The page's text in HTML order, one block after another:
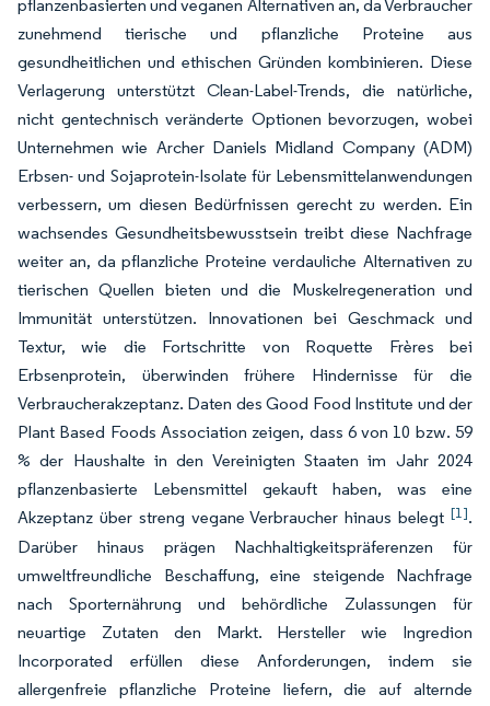
pflanzenbasierten und veganen Alternativen an, da Verbraucher
zunehmend tierische und pflanzliche Proteine aus
gesundheitlichen und ethischen Gründen kombinieren. Diese
Verlagerung unterstützt Clean-Label-Trends, die natürliche,
nicht gentechnisch veränderte Optionen bevorzugen, wobei
Unternehmen wie Archer Daniels Midland Company (ADM)
Erbsen- und Sojaprotein-Isolate für Lebensmittelanwendungen
verbessern, um diesen Bedürfnissen gerecht zu werden. Ein
wachsendes Gesundheitsbewusstsein treibt diese Nachfrage
weiter an, da pflanzliche Proteine verdauliche Alternativen zu
tierischen Quellen bieten und die Muskelregeneration und
Immunität unterstützen. Innovationen bei Geschmack und
Textur, wie die Fortschritte von Roquette Frères bei
Erbsenprotein, überwinden frühere Hindernisse für die
Verbraucherakzeptanz. Daten des Good Food Institute und der
Plant Based Foods Association zeigen, dass 6 von 10 bzw. 59
% der Haushalte in den Vereinigten Staaten im Jahr 2024
pflanzenbasierte Lebensmittel gekauft haben, was eine
Akzeptanz über streng vegane Verbraucher hinaus belegt [1].
Darüber hinaus prägen Nachhaltigkeitspräferenzen für
umweltfreundliche Beschaffung, eine steigende Nachfrage
nach Sporternährung und behördliche Zulassungen für
neuartige Zutaten den Markt. Hersteller wie Ingredion
Incorporated erfüllen diese Anforderungen, indem sie
allergenfreie pflanzliche Proteine liefern, die auf alternde